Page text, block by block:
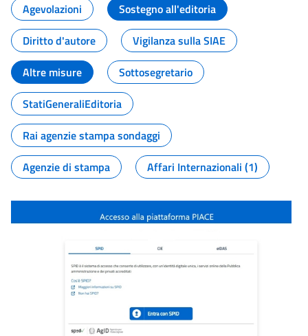
Agevolazioni
Sostegno all'editoria
Diritto d'autore
Vigilanza sulla SIAE
Altre misure
Sottosegretario
StatiGeneraliEditoria
Rai agenzie stampa sondaggi
Agenzie di stampa
Affari Internazionali (1)